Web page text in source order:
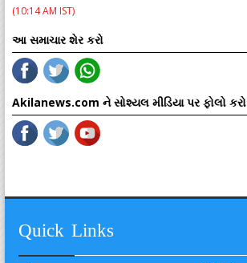
(10:14 AM IST)
આ સમાચાર શેર કરો
Akilanews.com ને સોશ્યલ મીડિયા પર ફોલો કરો
Quick Links